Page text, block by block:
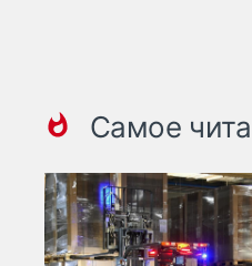
Самое